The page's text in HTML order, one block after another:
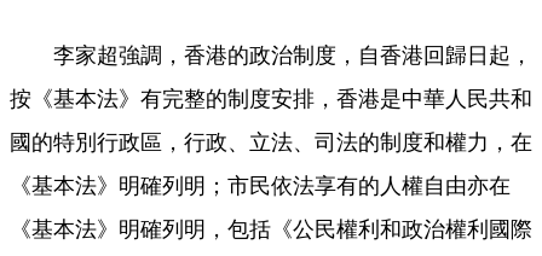
李家超強調，香港的政治制度，自香港回歸日起，
按《基本法》有完整的制度安排，香港是中華人民共和
國的特別行政區，行政、立法、司法的制度和權力，在
《基本法》明確列明；市民依法享有的人權自由亦在
《基本法》明確列明，包括《公民權利和政治權利國際